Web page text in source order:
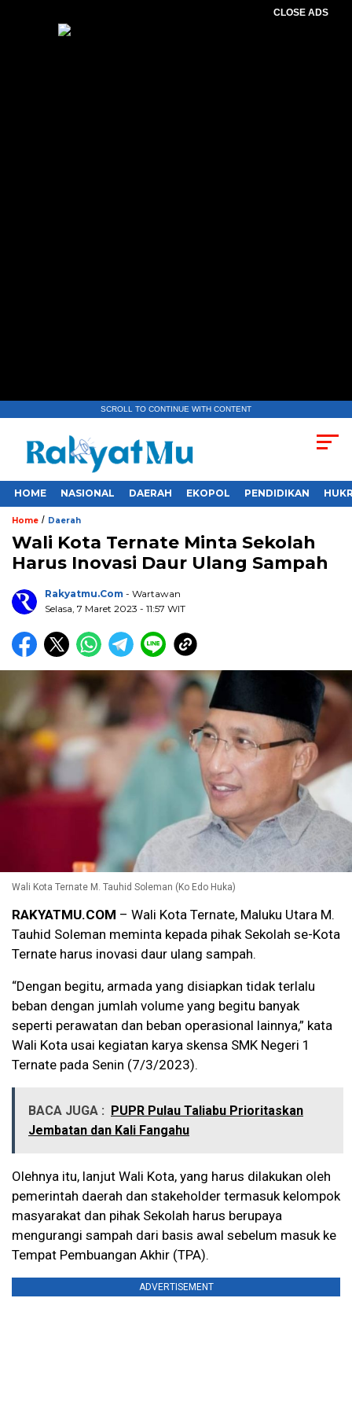
CLOSE ADS
SCROLL TO CONTINUE WITH CONTENT
HOME NASIONAL DAERAH EKOPOL PENDIDIKAN
Home / Daerah
Wali Kota Ternate Minta Sekolah
Harus Inovasi Daur Ulang Sampah
Rakyatmu.com - Wartawan
Selasa, 7 Maret 2023 - 11:57 WIT
Wali Kota Ternate M. Tauhid Soleman (Ko Edo Huka)
RAKYATMU.COM – Wali Kota Ternate, Maluku Utara M.
Tauhid Soleman meminta kepada pihak Sekolah se-Kota
Ternate harus inovasi daur ulang sampah.
“Dengan begitu, armada yang disiapkan tidak terlalu
beban dengan jumlah volume yang begitu banyak
seperti perawatan dan beban operasional lainnya,” kata
Wali Kota usai kegiatan karya skensa SMK Negeri 1
Ternate pada Senin (7/3/2023).
BACA JUGA :
PUPR Pulau Taliabu Prioritaskan
Jembatan dan Kali Fangahu
Olehnya itu, lanjut Wali Kota, yang harus dilakukan oleh
pemerintah daerah dan stakeholder termasuk kelompok
masyarakat dan pihak Sekolah harus berupaya
mengurangi sampah dari basis awal sebelum masuk ke
Tempat Pembuangan Akhir (TPA).
ADVERTISEMENT